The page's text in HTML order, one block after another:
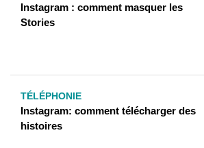
Instagram : comment masquer les
Stories
TÉLÉPHONIE
Instagram: comment télécharger des
histoires